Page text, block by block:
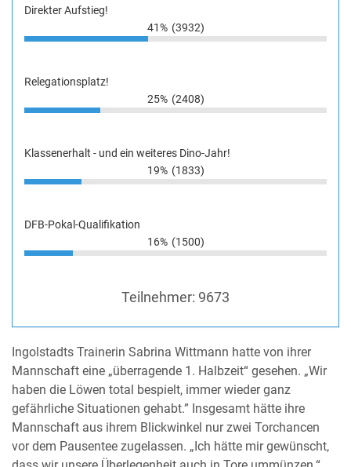
Direkter Aufstieg!
41% (3932)
Relegationsplatz!
25% (2408)
Klassenerhalt - und ein weiteres Dino-Jahr!
19% (1833)
DFB-Pokal-Qualifikation
16% (1500)
Teilnehmer: 9673
Ingolstadts Trainerin Sabrina Wittmann hatte von ihrer
Mannschaft eine „überragende 1. Halbzeit“ gesehen. „Wir
haben die Löwen total bespielt, immer wieder ganz
gefährliche Situationen gehabt.” Insgesamt hätte ihre
Mannschaft aus ihrem Blickwinkel nur zwei Torchancen
vor dem Pausentee zugelassen. „Ich hätte mir gewünscht,